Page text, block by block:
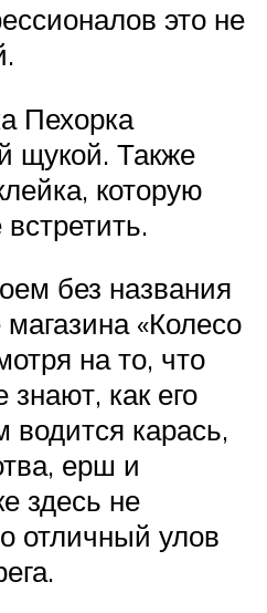
это не
Пехорка
щукой. Также
которую
без названия
«Колесо
на то, что
как его
водится карась,
ерш и
здесь не
отличный улов